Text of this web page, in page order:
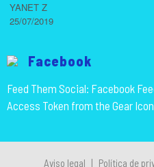
YANET Z
25/07/2019
Facebook
Feed Them Social: Facebook
Access Token from the Gear
Aviso legal | Política de